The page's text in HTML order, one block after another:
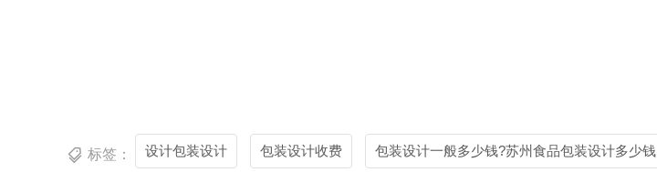
标签： 设计包装设计 包装设计收费 包装设计一般多少钱?苏州食品包装设计多少钱